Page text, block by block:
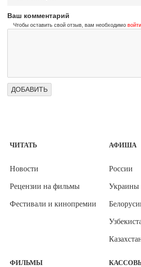
Ваш комментарий
Чтобы оставить свой отзыв, вам необходимо войти
ЧИТАТЬ
Новости
Рецензии на фильмы
Фестивали и кинопремии
АФИША
России
Украины
ФИЛЬМЫ